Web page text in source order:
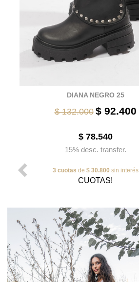
DIANA NEGRO 25
$ 132.000 $ 92.400
$ 78.540
15% desc. transfer.
3 cuotas de $ 30.800 sin interés
CUOTAS!